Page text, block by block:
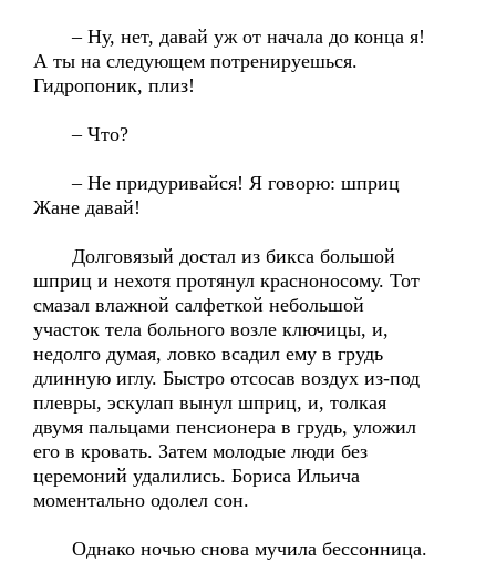
– Ну, нет, давай уж от начала до конца я!
А ты на следующем потренируешься.
Гидропоник, плиз!
– Что?
– Не придуривайся! Я говорю: шприц
Жане давай!
Долговязый достал из бикса большой
шприц и нехотя протянул красноносому. Тот
смазал влажной салфеткой небольшой
участок тела больного возле ключицы, и,
недолго думая, ловко всадил ему в грудь
длинную иглу. Быстро отсосав воздух из-под
плевры, эскулап вынул шприц, и, толкая
двумя пальцами пенсионера в грудь, уложил
его в кровать. Затем молодые люди без
церемоний удалились. Бориса Ильича
моментально одолел сон.
Однако ночью снова мучила бессонница.